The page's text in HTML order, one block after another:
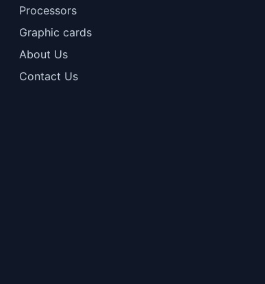
Processors
Graphic cards
About Us
Contact Us